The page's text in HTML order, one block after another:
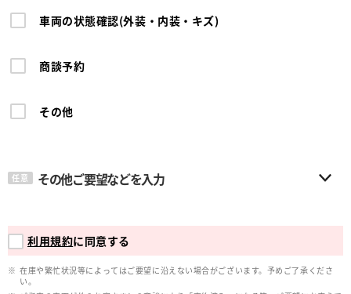
車両の状態確認(外装・内装・キズ)
商談予約
その他
任意 その他ご要望などを入力
利用規約に同意する
在庫や繁忙状況等によってはご要望に沿えない場合がございます。予めご了承くださ
い。